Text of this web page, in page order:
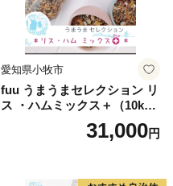
愛知県小牧市
fuu うまうまセレクション リ
ス ・ハムミックス＋（10k
31,000円